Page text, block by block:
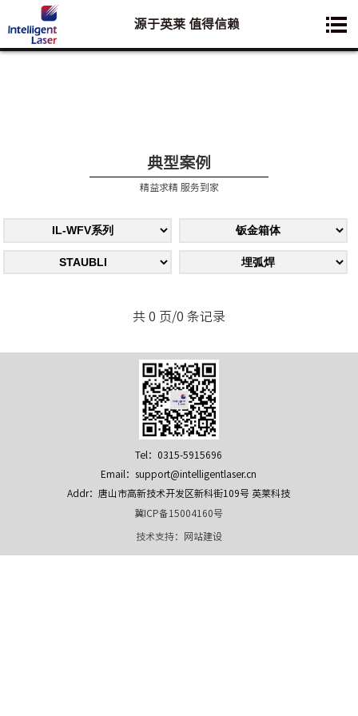
您想要了解的业务是:
源于英莱 值得信赖
典型案例
精益求精 服务到家
共 0 页/0 条记录
Tel：0315-5915696
Email：support@intelligentlaser.cn
Addr：唐山市高新技术开发区新科街109号 英莱科技
冀ICP备15004160号
技术支持： 网站建设